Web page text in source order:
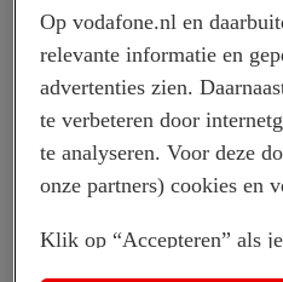
Breng uw
Power BI is een suite met
Op vodafone.nl en
relevante informatie en
advertenties zien.
te verbeteren door
te analyseren. Voor deze
onze partners) cookies en
Klik op “Accepteren” als